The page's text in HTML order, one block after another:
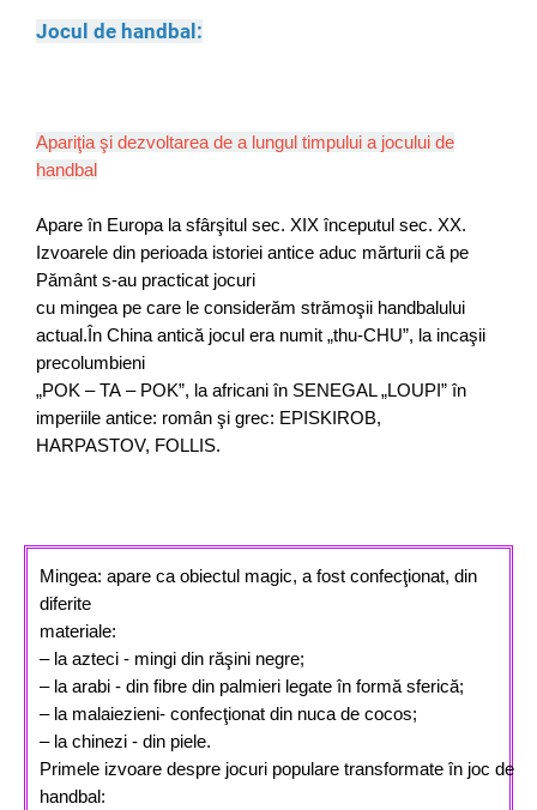
Jocul de handbal:
Apariţia şi dezvoltarea de a lungul timpului a jocului de
handbal
Apare în Europa la sfârşitul sec. XIX începutul sec. XX.
Izvoarele din perioada istoriei antice aduc mărturii că pe
Pământ s-au practicat jocuri
cu mingea pe care le considerăm strămoşii handbalului
actual.În China antică jocul era numit „thu-CHU”, la incaşii
precolumbieni
„POK – TA – POK”, la africani în SENEGAL „LOUPI” în
imperiile antice: român şi grec: EPISKIROB,
HARPASTOV, FOLLIS.
Mingea: apare ca obiectul magic, a fost confecţionat, din
diferite
materiale:
– la azteci - mingi din răşini negre;
– la arabi - din fibre din palmieri legate în formă sferică;
– la malaiezieni- confecţionat din nuca de cocos;
– la chinezi - din piele.
Primele izvoare despre jocuri populare transformate în joc de
handbal: